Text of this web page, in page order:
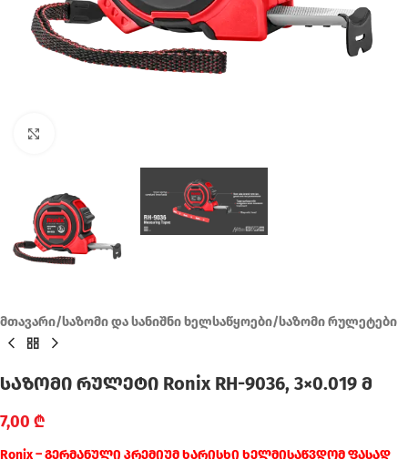
მთავარი/საზომი და სანიშნი ხელსაწყოები/საზომი რულეტები
საზომი რულეტი Ronix RH-9036, 3×0.019 მ
7,00 ₾
Ronix – გერმანული პრემიუმ ხარისხი ხელმისაწვდომ ფასად